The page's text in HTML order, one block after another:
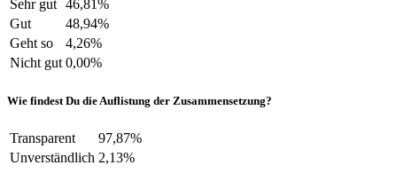
Sehr gut 46,81%
Gut
48,94%
Geht so
4,26%
Nicht gut 0,00%
Wie findest Du die Auflistung der Zusammensetzung?
Transparent
97,87%
Unverständlich 2,13%